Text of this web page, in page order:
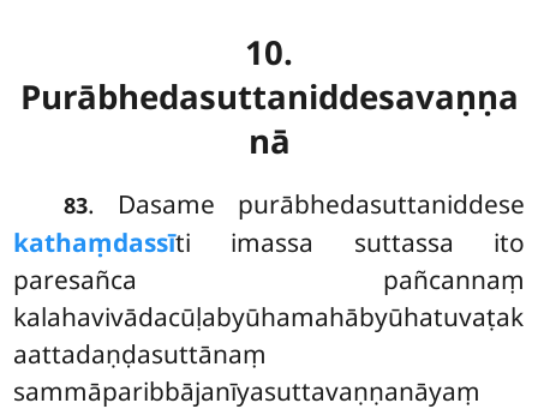
10.
Purābhedasuttaniddesavaṇṇa
nā
83. Dasame purābhedasuttaniddese
kathaṃdassīti imassa suttassa ito
paresañca pañcannaṃ
kalahavivādacūḷabyūhamahābyūhatuvaṭak
aattadaṇḍasuttānaṃ
sammāparibbājanīyasuttavaṇṇanāyaṃ